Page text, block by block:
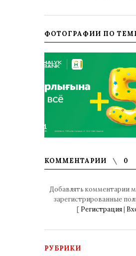
ФОТОГРАФИИ ПО
КОММЕНТАРИИ 0
Добавлять комментарии
зарегистрированные
[ Регистрация|
РУБРИКИ